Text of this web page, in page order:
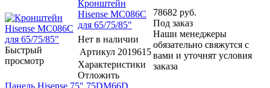
Быстрый
просмотр
Кронштейн
Hisense MC086C
для 65/75/85"
Нет в наличии
Артикул 2019615
Характеристики
Отложить
78682 руб.
Под заказ
Наши менеджеры
обязательно свяжутся с
вами и уточнят условия
заказа
Панель Hisense 75" 75DM66D